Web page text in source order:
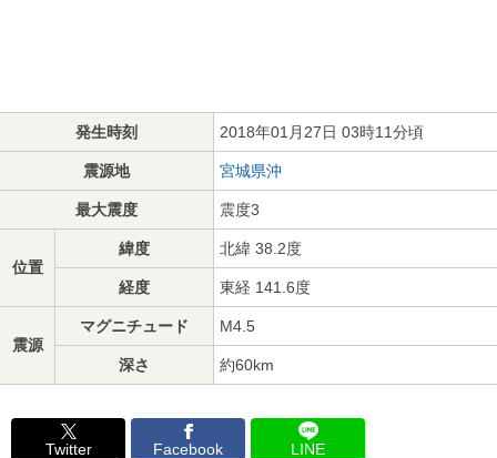
発生時刻 2018年01月27日 03時11分頃
震源地 宮城県沖
最大震度 震度3
位置
緯度 北緯 38.2度
経度 東経 141.6度
震源
マグニチュード M4.5
深さ 約60km
Twitter Facebook LINE